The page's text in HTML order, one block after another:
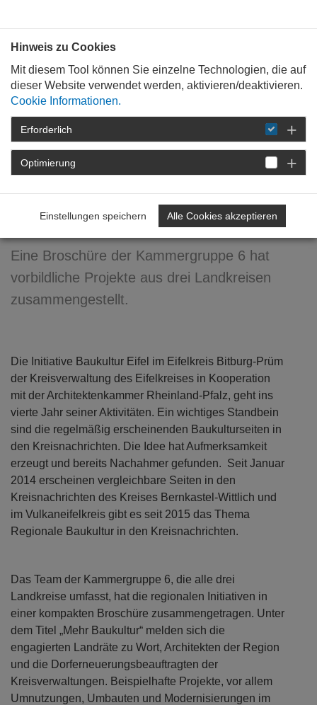
STARTSEITE
DETAIL
Broschüre "Mehr Baukultur"
Eine Broschüre der Kammergruppe 6 hat
vorbildliche Projekte aus drei Landkreisen
zusammengestellt.
Die Initiative Baukultur Eifel im Eifelkreis Bitburg-Prüm
der Kreisverwaltung des Eifelkreises in Kooperation
mit der Architektenkammer Rheinland-Pfalz, geht ins
vierte Jahr seiner Aktivitäten. Ein wichtiges Standbein
sind die regelmäßig erscheinenden Baukulturseiten in
den Kreisnachrichten. Die Idee hat Aufmerksamkeit
erzeugt und bereits Nachahmer gefunden. Seit Januar
2014 erscheinen vergleichbare Seiten in den
Kreisnachrichten des Kreises Bernkastel-Wittlich und
im Vulkaneifelkreis gibt es seit 2015 das Thema
Regionale Baukultur in den Kreisnachrichten.
Das Team der Kammergruppe 6, die alle drei
Landkreise umfasst, hat die regionalen Initiativen in
einer kompakten Broschüre zusammengetragen. Unter
dem Titel „Mehr Baukultur“ melden sich die
engagierten Landräte zu Wort, Architekten der Region
und die Dorferneuerungsbeauftragten der
Kreisverwaltungen. Beispielhafte Projekte, vor allem
Umnutzungen, Umbauten und Modernisierungen im
Hinweis zu Cookies
Mit diesem Tool können Sie einzelne Technologien, die auf
dieser Website verwendet werden, aktivieren/deaktivieren.
Cookie Informationen.
Erforderlich
Optimierung
Einstellungen speichern Alle Cookies akzeptieren